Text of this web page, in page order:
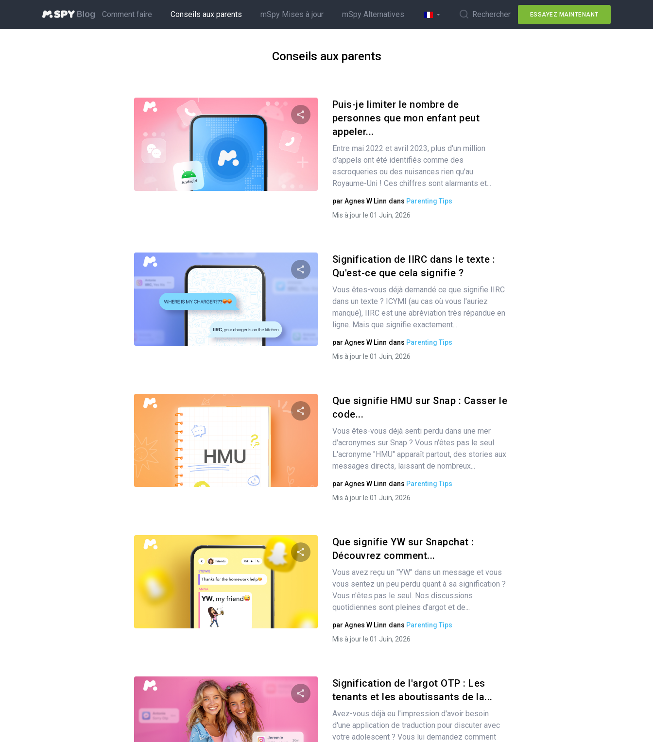
Comment faire Conseils aux parents mSpy Mises à jour mSpy Alternatives Rechercher ESSAYEZ MAINTENANT
Conseils aux parents
Partager
Facebook Copier le lien
Puis-je limiter le nombre de
personnes que mon enfant peut
appeler...
Entre mai 2022 et avril 2023, plus d'un million
d'appels ont été identifiés comme des
escroqueries ou des nuisances rien qu'au
Royaume-Uni ! Ces chiffres sont alarmants et...
par Agnes W Linn dans Parenting Tips
Mis à jour le 01 Juin, 2026
Partager
Signification de IIRC dans le texte :
Qu'est-ce que cela signifie ?
Vous êtes-vous déjà demandé ce que signifie IIRC
dans un texte ? ICYMI (au cas où vous l'auriez
manqué), IIRC est une abréviation très répandue en
ligne. Mais que signifie exactement...
par Agnes W Linn dans Parenting Tips
Mis à jour le 01 Juin, 2026
Partager
Que signifie HMU sur Snap : Casser le
code...
Vous êtes-vous déjà senti perdu dans une mer
d'acronymes sur Snap ? Vous n'êtes pas le seul.
L'acronyme "HMU" apparaît partout, des stories aux
messages directs, laissant de nombreux...
par Agnes W Linn dans Parenting Tips
Mis à jour le 01 Juin, 2026
Partager
Twitter
Que signifie YW sur Snapchat :
Découvrez comment...
Vous avez reçu un "YW" dans un message et vous
vous sentez un peu perdu quant à sa signification ?
Vous n'êtes pas le seul. Nos discussions
quotidiennes sont pleines d'argot et de...
par Agnes W Linn dans Parenting Tips
Mis à jour le 01 Juin, 2026
Partager
Signification de l'argot OTP : Les
tenants et les aboutissants de la...
Avez-vous déjà eu l'impression d'avoir besoin
d'une application de traduction pour discuter avec
votre adolescent ? Vous lui demandez comment